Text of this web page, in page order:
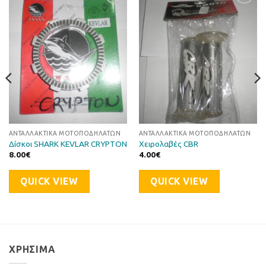
Προσθήκη
στη Λίστα
Επιθυμιών
ΑΝΤΑΛΛΑΚΤΙΚΆ ΜΟΤΟΠΟΔΗΛΆΤΩΝ
Δίσκοι SHARK KEVLAR CRYPTON
8.00€
QUICK VIEW
Προσθήκη
στη Λίστα
Επιθυμιών
ΑΝΤΑΛΛΑΚΤΙΚΆ ΜΟΤΟΠΟΔΗΛΆΤΩΝ
Χειρολαβές CBR
4.00€
QUICK VIEW
ΧΡΉΣΙΜΑ